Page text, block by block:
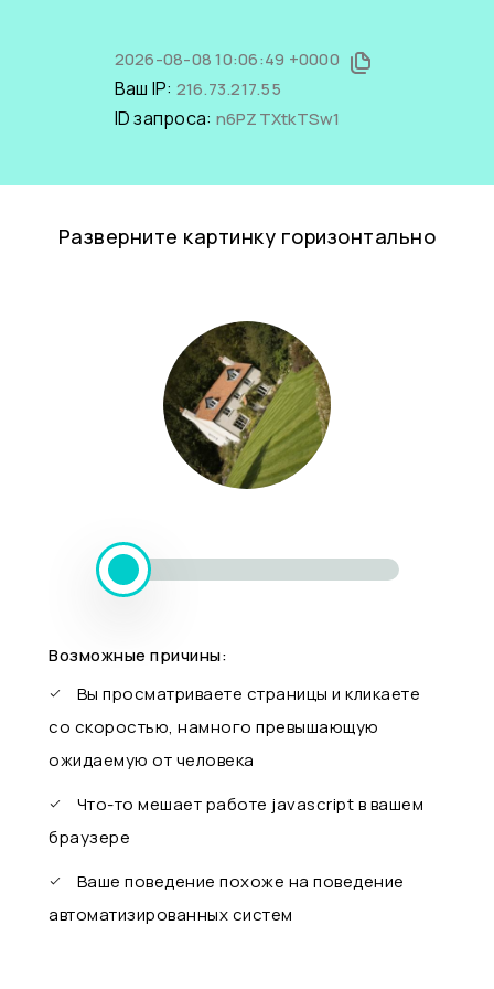
2026-08-08 10:06:49 +0000
Ваш IP: 216.73.217.55
ID запроса: n6PZTXtkTSw1
Разверните картинку горизонтально
Возможные причины:
Вы просматриваете страницы и кликаете
со скоростью, намного превышающую
ожидаемую от человека
Что-то мешает работе javascript в вашем
браузере
Ваше поведение похоже на поведение
автоматизированных систем